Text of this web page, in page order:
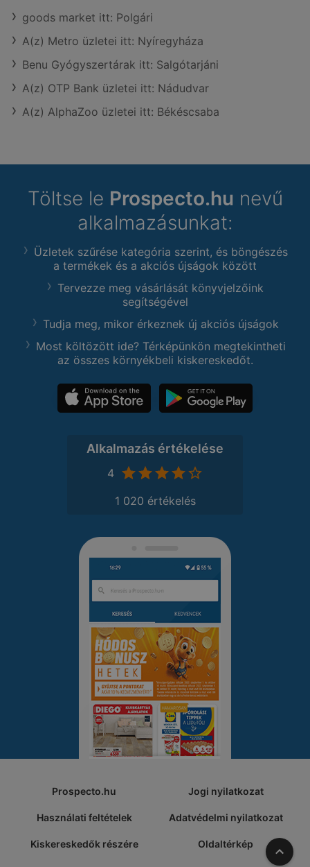
goods market itt: Polgári
A(z) Metro üzletei itt: Nyíregyháza
Benu Gyógyszertárak itt: Salgótarjáni
A(z) OTP Bank üzletei itt: Nádudvar
A(z) AlphaZoo üzletei itt: Békéscsaba
Töltse le Prospecto.hu nevű
alkalmazásunkat:
Üzletek szűrése kategória szerint, és böngészés
a termékek és a akciós újságok között
Tervezze meg vásárlását könyvjelzőink
segítségével
Tudja meg, mikor érkeznek új akciós újságok
Most költözött ide? Térképünkön megtekintheti
az összes környékbeli kiskereskedőt.
Alkalmazás értékelése
4
1 020 értékelés
Prospecto.hu Jogi nyilatkozat
Használati feltételek Adatvédelmi nyilatkozat
Kiskereskedők részére Oldaltérkép A